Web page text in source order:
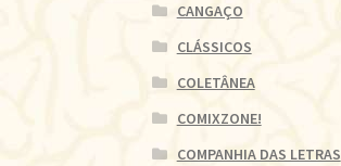
CANGAÇO
CLÁSSICOS
COLETÂNEA
COMIXZONE!
COMPANHIA DAS LETRAS